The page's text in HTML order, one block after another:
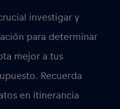
investigar y
para determinar
mejor a tus
Recuerda
en itinerancia